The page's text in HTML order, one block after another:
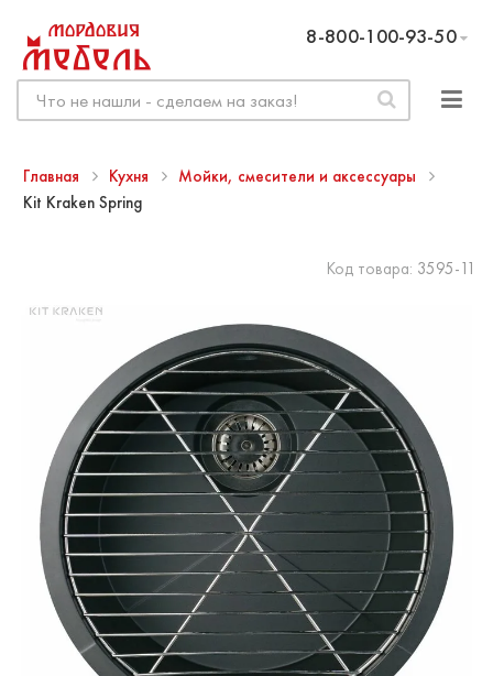
8-800-100-93-50
Главная Кухня
Мойки, смесители и аксессуары
Kit Kraken Spring
Код товара: 3595-11